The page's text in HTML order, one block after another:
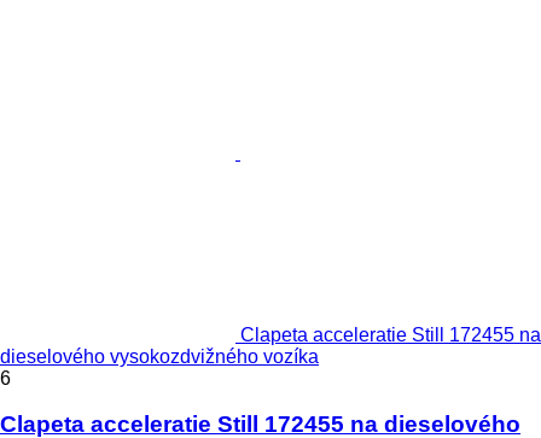
Clapeta acceleratie Still 172455 na
dieselového vysokozdvižného vozíka
6
Clapeta acceleratie Still 172455 na dieselového